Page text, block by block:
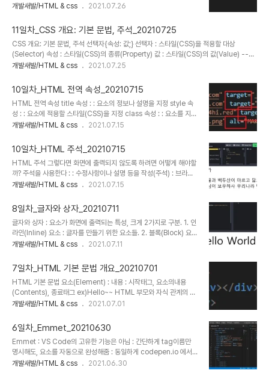
식 : 병렬 연결 방식 main.css 파일 div{ color: red; margin:
방식(선택자 없음) : 우선순위가 너무 앞서있어서 유지보수가 쉽지 않
음 @import 방식 : CSS의 @import 규칙 으로 CSS 문서 안에서
또 다른 CSS 문서를 가져와 연결하는 방식 : 직렬 연결 방식
main.css 파일 @import url("./box.css"); div{ ... } box.css
파일 .box{ background-color: red; padding: px; }
개발새발/HTML & css 2021.07.26
11일차_CSS 개요: 기본 문법, 주석_20210725
CSS 개요: 기본 문법, 주석 선택자{속성: 값;} 선택자 : 스타일(CSS)을 적용할 대상
(Selector) 속성 : 스타일(CSS)의 종류(Property) 값 : 스타일(CSS)의 값(Value) -->
선택자 속성은 값이다. 선택자{속성: 값; 속성: 값;} 중괄호: 스타일 범위의 시작과 끝 ex)
20px; } : 태그 선택자 속성컬러는 레드이고, 여백은 20px 이다. 구분을 위해 들여쓰기를
이용한다 div{ color: red; margin: 20px; } 주석 /* 설명 작성 */ div{ color: red;
margin: 20px; }
개발새발/HTML & css 2021.07.25
10일차_HTML 전역 속성_20210715
HTML 전역 속성 title 속성 : : 요소의 정보나 설명을 지정 style 속
성 : : 요소에 적용할 스타일(CSS)을 지정 class 속성 : : 요소를 지칭
하는 중복 가능한 이름 id 속성 : : 요소를 지칭하는 고유한 이름 data
해 출력한다. (html에서의 이름형식 fruit-name은 js에서는
fruitName 으로 해야 인식된다.) : defer속성이 없으면 화면출력이
html문서를 다 읽지 않은 상태일 수 있음
개발새발/HTML & css 2021.07.15
10일차_HTML 주석_20210715
HTML 주석 그렇다면 화면에 출력되지 않도록 하려면 어떻게 해야할
까? 주석을 사용한다 : : 수정사항이나 설명 등을 작성(주석) : 브라우
저는 이 태그를 해석하지 않기 때문에 화면에 내용이 표시되지 않음 :
개발새발/HTML & css 2021.07.15
8일차_글자와 상자_20210711
글자와 상자 : 요소가 화면에 출력되는 특성, 크게 2가지로 구분. 1. 인
라인(Inline) 요소 : 글자를 만들기 위한 요소들. 2. 블록(Block) 요소
: 상자(레이아웃)를 만들기 위한 요소들. 태그 : : 대표적인 인라인 요소
요소가 수평으로 쌓임 : 인라인 요소는 포함한 콘텐츠 크기만큼 자동으
로 줄어듬(가로, 세로 모두) : style의 width (요소의 가로길이),
height (요소의 세로길이) : span 태그에 css 속성을 설정해줘도 글
자는 가로 세로 높이를 가질수 없으므로 변화하지 않는다. : style의
margin (요소의 외부 여백을 지정하는 css속성) : style의
개발새발/HTML & css 2021.07.11
7일차_HTML 기본 문법 개요_20210701
HTML 기본 문법 요소(Element) : 내용 : 시작태그, 요소의내용
(Contents), 종료태그 ex)Hello~~ HTML 부모와 자식 관계의 이
해 : 부모 요소 내용 : 자식 요소 : 부모 요소 : 들여쓰기를 통해 자식요
내어쓰기(Outdent) : Shift + Tab 내용 : 상위(조상) 요소란 기준을
제외한 기준을 감싸고 있는 모든 요소들(바로 윗단계인 부모 요소 부
터) : 하위(후손) 요소란 기준을 제외한 기준 내부에 있는 모든 요소들
(바로 아랫단계인 자식 요소 부터) 빈태그 Empty태그 ex) : 편리함!
HTML 1/2/3/4/5 or : 안전함! XHTML / HTML5 :되도록 슬래쉬
개발새발/HTML & css 2021.07.01
6일차_Emmet_20210630
Emmet : VS Code의 고유한 기능은 아님 : 간단하게 tag이름만
명시해도, 요소를 자동으로 완성해줌 : 동일하게 codepen.io 에서도
사용 가능 html 에서 div + tab : div.MAKZUIN + tab : img +
개발새발/HTML & css 2021.06.30